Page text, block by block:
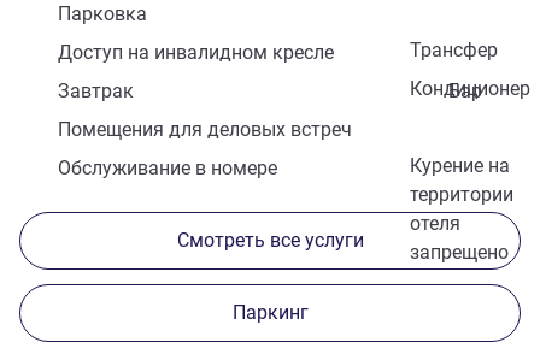
Парковка
Трансфер
Доступ на инвалидном кресле
Кондиционер
Завтрак
Бар
Помещения для деловых встреч
Курение на
территории
отеля
запрещено
Обслуживание в номере
Смотреть все услуги
Паркинг